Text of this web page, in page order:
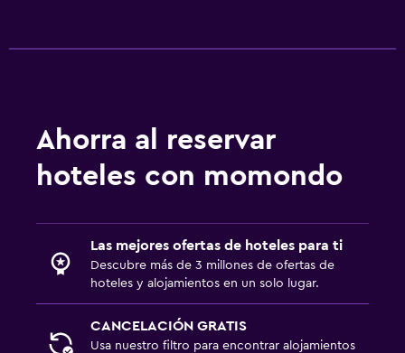
Ahorra al reservar
hoteles con momondo
Las mejores ofertas de hoteles para ti
Descubre más de 3 millones de ofertas de
hoteles y alojamientos en un solo lugar.
CANCELACIÓN GRATIS
Usa nuestro filtro para encontrar alojamientos